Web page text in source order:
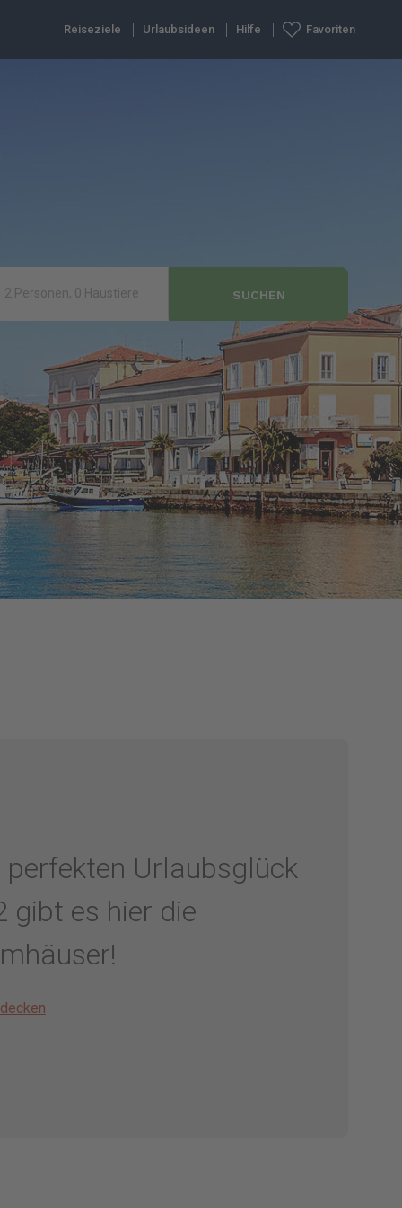
Reiseziele Urlaubsideen Hilfe Favoriten
2 Personen, 0 Haustiere SUCHEN
perfekten Urlaubsglück
gibt es hier die